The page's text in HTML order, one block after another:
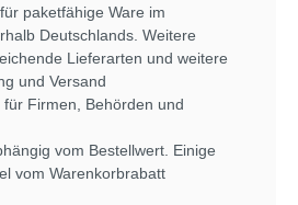
paketfähige Ware im
Deutschlands. Weitere
Lieferarten und weitere
und Versand
Firmen, Behörden und
vom Bestellwert. Einige
vom Warenkorbrabatt